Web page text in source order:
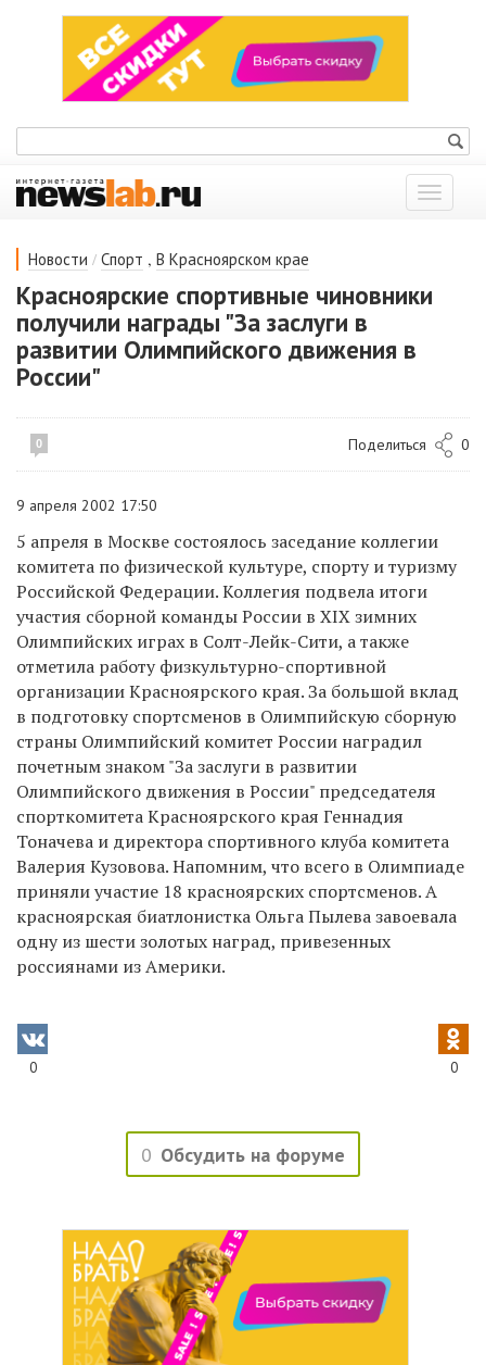
Показать
меню
Новости / Спорт , В Красноярском крае
Красноярские спортивные чиновники
получили награды "За заслуги в
развитии Олимпийского движения в
России"
0 Поделиться 0
9 апреля 2002 17:50
5 апреля в Москве состоялось заседание коллегии
комитета по физической культуре, спорту и туризму
Российской Федерации. Коллегия подвела итоги
участия сборной команды России в XIX зимних
Олимпийских играх в Солт-Лейк-Сити, а также
отметила работу физкультурно-спортивной
организации Красноярского края. За большой вклад
в подготовку спортсменов в Олимпийскую сборную
страны Олимпийский комитет России наградил
почетным знаком "За заслуги в развитии
Олимпийского движения в России" председателя
спорткомитета Красноярского края Геннадия
Тоначева и директора спортивного клуба комитета
Валерия Кузовова. Напомним, что всего в Олимпиаде
приняли участие 18 красноярских спортсменов. А
красноярская биатлонистка Ольга Пылева завоевала
одну из шести золотых наград, привезенных
россиянами из Америки.
0 0
0 Обсудить на форуме